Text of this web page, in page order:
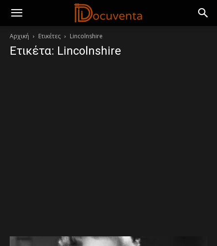
Αρχική Ετικέτες Lincolnshire
Ετικέτα: Lincolnshire